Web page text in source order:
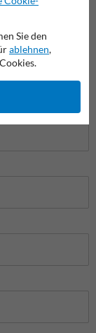
Sie den
ablehnen,